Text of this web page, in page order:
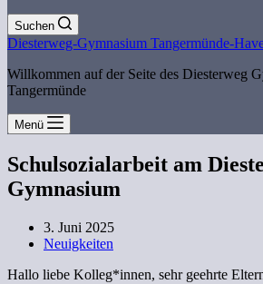
Suchen
Diesterweg-Gymnasium Tangermünde-
Willkommen auf der Seite des Diesterweg
Tangermünde
Menü
Schulsozialarbeit am
Gymnasium
3. Juni 2025
Neuigkeiten
Hallo liebe Kolleg*innen, sehr geehrte